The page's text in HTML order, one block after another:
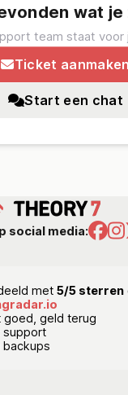
wat je
team staat voor
Ticket aanmaken
Start een chat
social media:
met 5/5 sterren
goed, geld terug
support
backups